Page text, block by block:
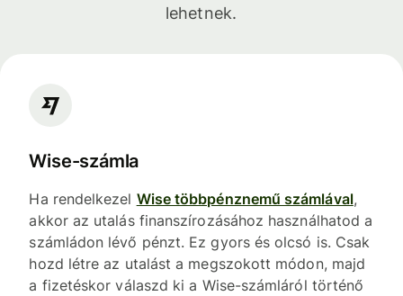
lehetnek.
Wise-számla
Ha rendelkezel Wise többpénznemű számlával,
akkor az utalás finanszírozásához használhatod a
számládon lévő pénzt. Ez gyors és olcsó is. Csak
hozd létre az utalást a megszokott módon, majd
a fizetéskor válaszd ki a Wise-számláról történő